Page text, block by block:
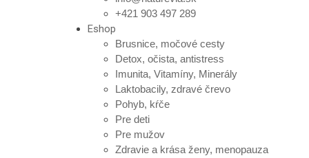
+421 903 497 289
Eshop
Brusnice, močové cesty
Detox, očista, antistress
Imunita, Vitamíny, Minerály
Laktobacily, zdravé črevo
Pohyb, kŕče
Pre deti
Pre mužov
Zdravie a krása ženy, menopauza